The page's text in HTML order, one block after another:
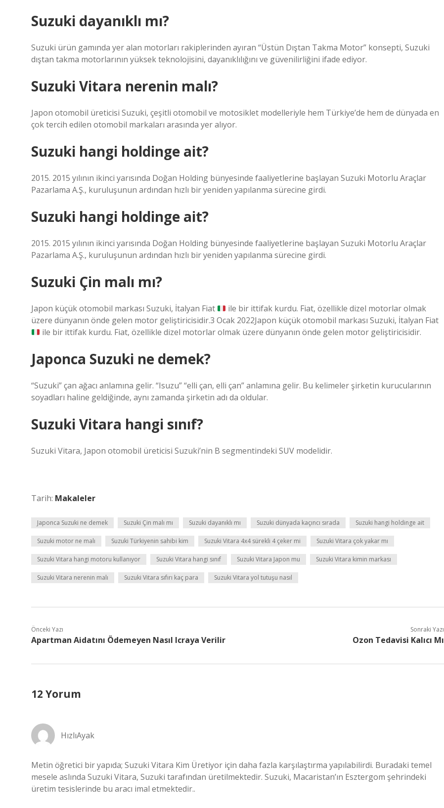
Suzuki dayanıklı mı?
Suzuki ürün gamında yer alan motorları rakiplerinden ayıran “Üstün Dıştan Takma Motor” konsepti, Suzuki
dıştan takma motorlarının yüksek teknolojisini, dayanıklılığını ve güvenilirliğini ifade ediyor.
Suzuki Vitara nerenin malı?
Japon otomobil üreticisi Suzuki, çeşitli otomobil ve motosiklet modelleriyle hem Türkiye’de hem de dünyada en
çok tercih edilen otomobil markaları arasında yer alıyor.
Suzuki hangi holdinge ait?
2015. 2015 yılının ikinci yarısında Doğan Holding bünyesinde faaliyetlerine başlayan Suzuki Motorlu Araçlar
Pazarlama A.Ş., kuruluşunun ardından hızlı bir yeniden yapılanma sürecine girdi.
Suzuki hangi holdinge ait?
2015. 2015 yılının ikinci yarısında Doğan Holding bünyesinde faaliyetlerine başlayan Suzuki Motorlu Araçlar
Pazarlama A.Ş., kuruluşunun ardından hızlı bir yeniden yapılanma sürecine girdi.
Suzuki Çin malı mı?
Japon küçük otomobil markası Suzuki, İtalyan Fiat
ile bir ittifak kurdu. Fiat, özellikle dizel motorlar olmak
üzere dünyanın önde gelen motor geliştiricisidir.3 Ocak 2022Japon küçük otomobil markası Suzuki, İtalyan Fiat
ile bir ittifak kurdu. Fiat, özellikle dizel motorlar olmak üzere dünyanın önde gelen motor geliştiricisidir.
Japonca Suzuki ne demek?
“Suzuki” çan ağacı anlamına gelir. “Isuzu” “elli çan, elli çan” anlamına gelir. Bu kelimeler şirketin kurucularının
soyadları haline geldiğinde, aynı zamanda şirketin adı da oldular.
Suzuki Vitara hangi sınıf?
Suzuki Vitara, Japon otomobil üreticisi Suzuki’nin B segmentindeki SUV modelidir.
Tarih: Makaleler
Japonca Suzuki ne demek Suzuki Çin malı mı Suzuki dayanıklı mı Suzuki dünyada kaçıncı sırada Suzuki hangi holdinge ait
Suzuki motor ne malı Suzuki Türkiyenin sahibi kim Suzuki Vitara 4x4 sürekli 4 çeker mi Suzuki Vitara çok yakar mı
Suzuki Vitara hangi motoru kullanıyor Suzuki Vitara hangi sınıf Suzuki Vitara Japon mu Suzuki Vitara kimin markası
Suzuki Vitara nerenin malı Suzuki Vitara sıfırı kaç para Suzuki Vitara yol tutuşu nasıl
Önceki Yazı
Apartman Aidatını Ödemeyen Nasıl Icraya Verilir
Sonraki Yazı
Ozon Tedavisi Kalıcı Mı
12 Yorum
HızlıAyak
Metin öğretici bir yapıda; Suzuki Vitara Kim Üretiyor için daha fazla karşılaştırma yapılabilirdi. Buradaki temel
mesele aslında Suzuki Vitara, Suzuki tarafından üretilmektedir. Suzuki, Macaristan’ın Esztergom şehrindeki
üretim tesislerinde bu aracı imal etmektedir..